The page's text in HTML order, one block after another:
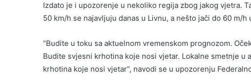
Izdato je i upozorenje u nekoliko regija zbog jakog vjetra.
50 km/h se najavljuju danas u Livnu, a nešto jači do 60 m/h
“Budite u toku sa aktuelnom vremenskom prognozom.
Budite svjesni krhotina koje nosi vjetar. Lokalne smetnje u
krhotina koje nosi vjetar”, navodi se u upozorenju